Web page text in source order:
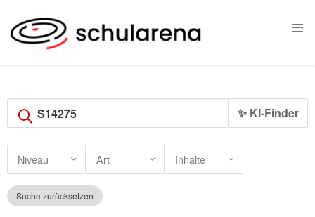
✨ KI-Finder
Niveau Art Inhalte
Suche zurücksetzen